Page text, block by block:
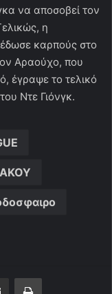
να αποσοβεί τον
η
καρπούς στο
Αραούχο, που
έγραψε το τελικό
Ντε Γιόνγκ.
Κοινοποίηση μέσω ηλεκτρονικού ταχυδρομείουΕκτύπωση